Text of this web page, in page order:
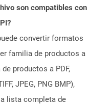
son compatibles con
convertir formatos
familia de productos a
productos a PDF,
JPEG, PNG BMP),
lista completa de